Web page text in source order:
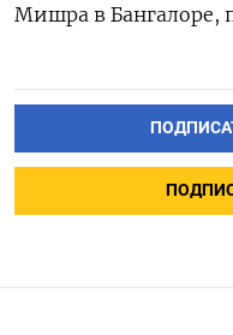
Мишра в Бангалоре,